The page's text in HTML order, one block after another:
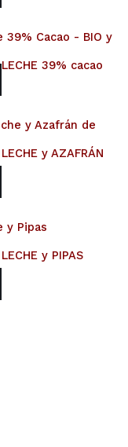
39% cacao
y AZAFRÁN
y PIPAS